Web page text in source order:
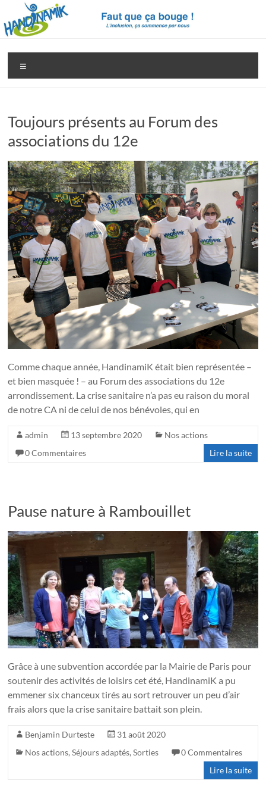
contenu
Handinamik
Pour
une
société
Toujours présents au Forum des
associations du 12e
Comme chaque année, HandinamiK était bien représentée –
et bien masquée ! – au Forum des associations du 12e
arrondissement. La crise sanitaire n’a pas eu raison du moral
de notre CA ni de celui de nos bénévoles, qui en
admin 13 septembre 2020
Nos actions
0 Commentaires
Lire la suite
Pause nature à Rambouillet
Grâce à une subvention accordée par la Mairie de Paris pour
soutenir des activités de loisirs cet été, HandinamiK a pu
emmener six chanceux tirés au sort retrouver un peu d’air
frais alors que la crise sanitaire battait son plein.
Benjamin Durteste
31 août 2020
Nos actions,Séjours adaptés,Sorties
0 Commentaires
Lire la suite